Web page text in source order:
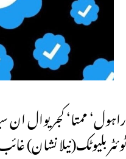
راہول‘ ممتا‘ کجریوال
ٹوئٹر بلیوٹک(نیلا نشان)